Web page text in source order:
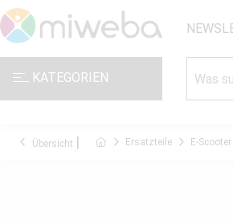
KATEGORIEN
Übersicht Ersatzteile E-Scooter